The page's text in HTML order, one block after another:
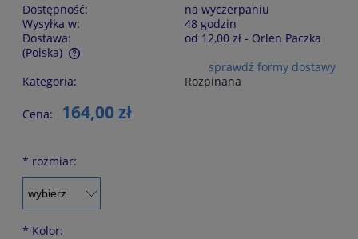
Dostępność:
na wyczerpaniu
Wysyłka w:
48 godzin
Dostawa:
od 12,00 zł - Orlen Paczka
(Polska)
Cena nie zawiera ewentualnych kosztów płatności
sprawdź formy dostawy
Kategoria:
Rozpinana
Cena: 164,00 zł
* rozmiar:
* Kolor: